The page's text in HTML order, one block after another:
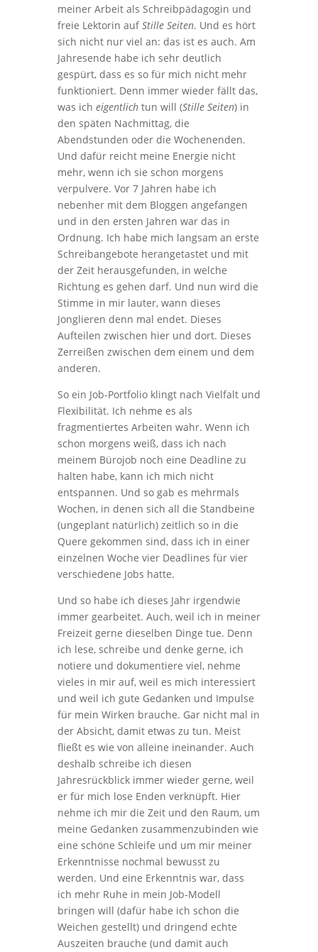
meiner Arbeit als Schreibpädagogin und
freie Lektorin aufStille Seiten. Und es hört
sich nicht nur viel an: das ist es auch. Am
Jahresende habe ich sehr deutlich
gespürt, dass es so für mich nicht mehr
funktioniert. Denn immer wieder fällt das,
was ich eigentlichtun will (Stille Seiten) in
den späten Nachmittag, die
Abendstunden oder die Wochenenden.
Und dafür reicht meine Energie nicht
mehr, wenn ich sie schon morgens
verpulvere. Vor 7 Jahren habe ich
nebenher mit dem Bloggen angefangen
und in den ersten Jahren war das in
Ordnung. Ich habe mich langsam an erste
Schreibangebote herangetastet und mit
der Zeit herausgefunden, in welche
Richtung es gehen darf. Und nun wird die
Stimme in mir lauter, wann dieses
Jonglieren denn mal endet. Dieses
Aufteilen zwischen hier und dort. Dieses
Zerreißen zwischen dem einem und dem
anderen.
So ein Job-Portfolio klingt nach Vielfalt und
Flexibilität. Ich nehme es als
fragmentiertes Arbeiten wahr. Wenn ich
schon morgens weiß, dass ich nach
meinem Bürojob noch eine Deadline zu
halten habe, kann ich mich nicht
entspannen. Und so gab es mehrmals
Wochen, in denen sich all die Standbeine
(ungeplant natürlich) zeitlich so in die
Quere gekommen sind, dass ich in einer
einzelnen Woche vier Deadlines für vier
verschiedene Jobs hatte.
Und so habe ich dieses Jahr irgendwie
immer gearbeitet. Auch, weil ich in meiner
Freizeit gerne dieselben Dinge tue. Denn
ich lese, schreibe und denke gerne, ich
notiere und dokumentiere viel, nehme
vieles in mir auf, weil es mich interessiert
und weil ich gute Gedanken und Impulse
für mein Wirken brauche. Gar nicht mal in
der Absicht, damit etwas zu tun. Meist
fließt es wie von alleine ineinander. Auch
deshalb schreibe ich diesen
Jahresrückblick immer wieder gerne, weil
er für mich lose Enden verknüpft. Hier
nehme ich mir die Zeit und den Raum, um
meine Gedanken zusammenzubinden wie
eine schöne Schleife und um mir meiner
Erkenntnisse nochmal bewusst zu
werden. Und eine Erkenntnis war, dass
ich mehr Ruhe in mein Job-Modell
bringen will (dafür habe ich schon die
Weichen gestellt) und dringend echte
Auszeiten brauche (und damit auch